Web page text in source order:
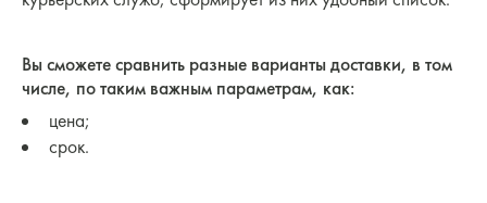
Вы сможете сравнить разные варианты доставки, в том
числе, по таким важным параметрам, как:
цена;
срок.